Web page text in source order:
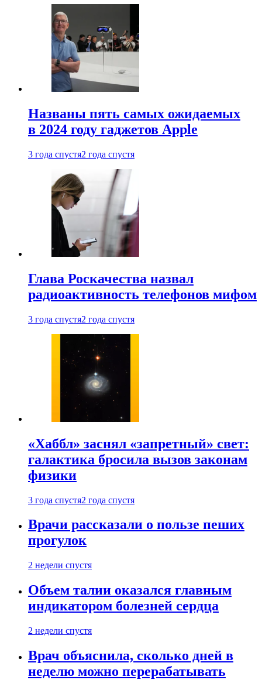
Названы пять самых ожидаемых
в 2024 году гаджетов Apple
3 года спустя2 года спустя
Глава Роскачества назвал
радиоактивность телефонов мифом
3 года спустя2 года спустя
«Хаббл» заснял «запретный» свет:
галактика бросила вызов законам
физики
3 года спустя2 года спустя
Врачи рассказали о пользе пеших
прогулок
2 недели спустя
Объем талии оказался главным
индикатором болезней сердца
2 недели спустя
Врач объяснила, сколько дней в
неделю можно перерабатывать